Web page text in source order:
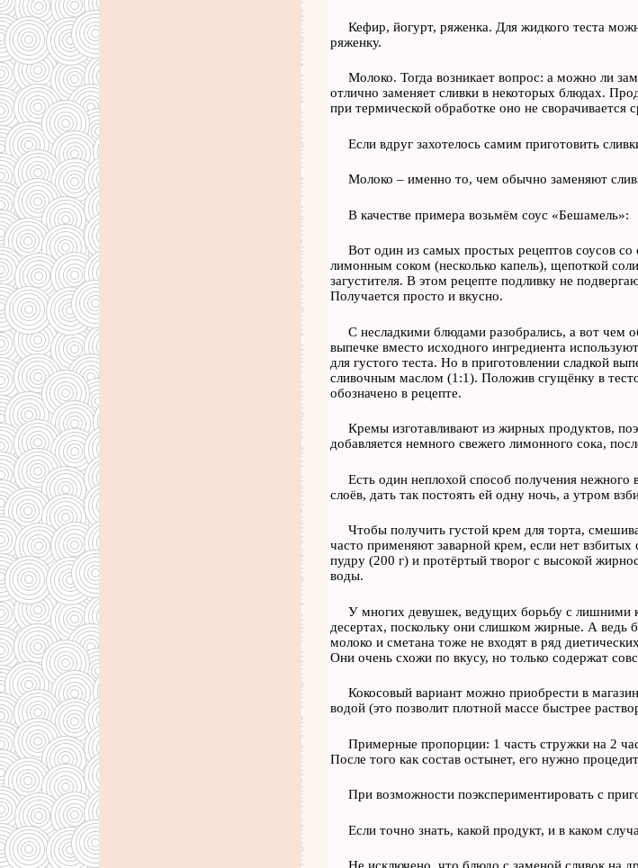
Кефир, йогурт, ряженка. Для жидкого теста
ряженку.
Молоко. Тогда возникает вопрос: а можно ли
отлично заменяет сливки в некоторых блюдах.
при термической обработке оно не сворачивается
Если вдруг захотелось самим приготовить
Молоко – именно то, чем обычно заменяют
В качестве примера возьмём соус «Бешамель»:
Вот один из самых простых рецептов соусов со
лимонным соком (несколько капель), щепоткой
загустителя. В этом рецепте подливку не
Получается просто и вкусно.
С несладкими блюдами разобрались, а вот чем
выпечке вместо исходного ингредиента
для густого теста. Но в приготовлении сладкой
сливочным маслом (1:1). Положив сгущёнку в
обозначено в рецепте.
Кремы изготавливают из жирных продуктов,
добавляется немного свежего лимонного сока,
Есть один неплохой способ получения
слоёв, дать так постоять ей одну ночь, а утром
Чтобы получить густой крем для торта,
часто применяют заварной крем, если нет
пудру (200 г) и протёртый творог с высокой
воды.
У многих девушек, ведущих борьбу с лишними
десертах, поскольку они слишком жирные. А ведь
молоко и сметана тоже не входят в ряд
Они очень схожи по вкусу, но только содержат
Кокосовый вариант можно приобрести в
водой (это позволит плотной массе быстрее
Примерные пропорции: 1 часть стружки на 2
После того как состав остынет, его нужно
При возможности поэкспериментировать с
Если точно знать, какой продукт, и в каком